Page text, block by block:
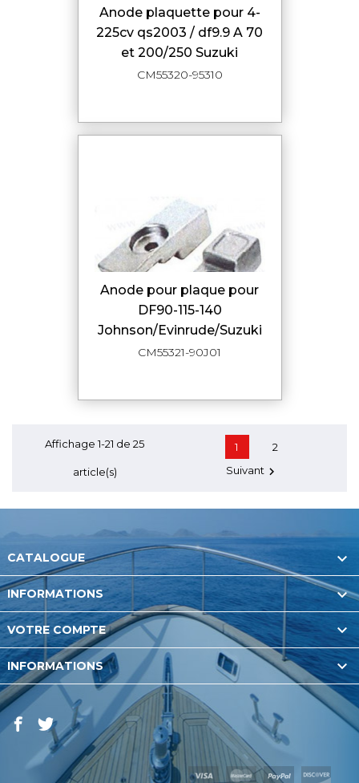
Anode plaquette pour 4-
225cv qs2003 / df9.9 A 70
et 200/250 Suzuki
CM55320-95310
Anode pour plaque pour
DF90-115-140
Johnson/Evinrude/Suzuki
CM55321-90J01
Affichage 1-21 de 25
article(s)
1
2
Suivant
CATALOGUE 
INFORMATIONS 
VOTRE COMPTE 
INFORMATIONS 